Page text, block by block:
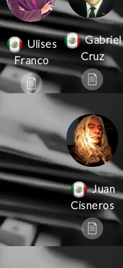
Ulises
Franco
Gabriel
Cruz
Juan
Cisneros